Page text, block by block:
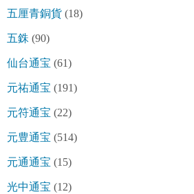
五厘青銅貨 (18)
五銖 (90)
仙台通宝 (61)
元祐通宝 (191)
元符通宝 (22)
元豊通宝 (514)
元通通宝 (15)
光中通宝 (12)